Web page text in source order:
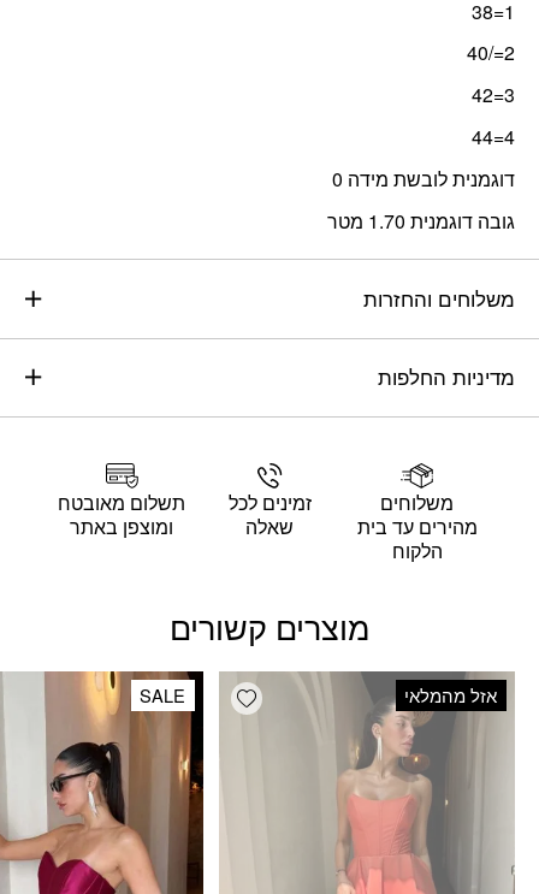
1=38
2=/40
3=42
4=44
דוגמנית לובשת מידה 0
גובה דוגמנית 1.70 מטר
משלוחים והחזרות
מדיניות החלפות
משלוחים
מהירים עד בית
הלקוח
זמינים לכל
שאלה
תשלום מאובטח
ומוצפן באתר
מוצרים קשורים
Add wishlist אזל מהמלאי SALE